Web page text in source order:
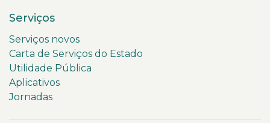
Serviços
Serviços novos
Carta de Serviços do Estado
Utilidade Pública
Aplicativos
Jornadas